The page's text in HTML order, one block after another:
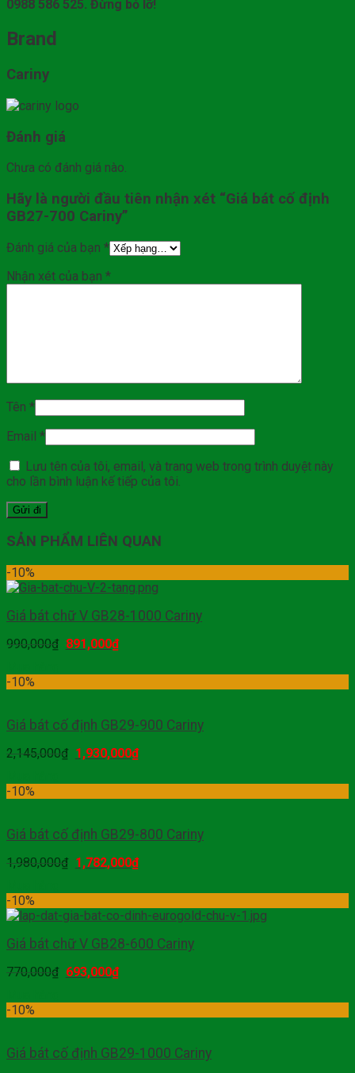
0988 586 525. Đừng bỏ lỡ!
Brand
Cariny
Đánh giá
Chưa có đánh giá nào.
Hãy là người đầu tiên nhận xét “Giá bát cố định
GB27-700 Cariny”
Đánh giá của bạn *
Nhận xét của bạn *
Tên *
Email *
Lưu tên của tôi, email, và trang web trong trình duyệt này
cho lần bình luận kế tiếp của tôi.
SẢN PHẨM LIÊN QUAN
-10%
Giá bát chữ V GB28-1000 Cariny
990,000₫ 891,000₫
-10%
Giá bát cố định GB29-900 Cariny
2,145,000₫ 1,930,000₫
-10%
Giá bát cố định GB29-800 Cariny
1,980,000₫ 1,782,000₫
-10%
Giá bát chữ V GB28-600 Cariny
770,000₫ 693,000₫
-10%
Giá bát cố định GB29-1000 Cariny